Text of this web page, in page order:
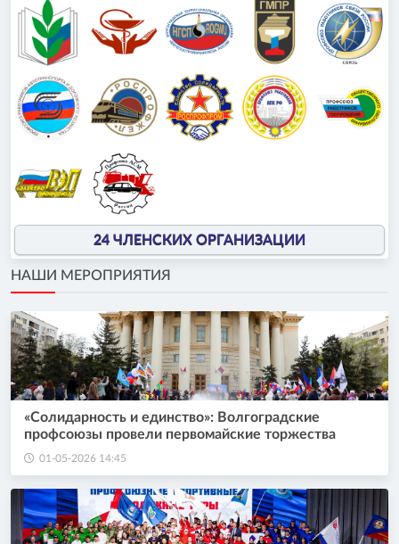
24 ЧЛЕНСКИХ ОРГАНИЗАЦИИ
НАШИ МЕРОПРИЯТИЯ
«Солидарность и единство»: Волгоградские
профсоюзы провели первомайские торжества
01-05-2026 14:45